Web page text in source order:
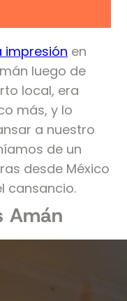
impresión en
luego de
local, era
más, y lo
a nuestro
de un
desde México
cansancio.
Amán